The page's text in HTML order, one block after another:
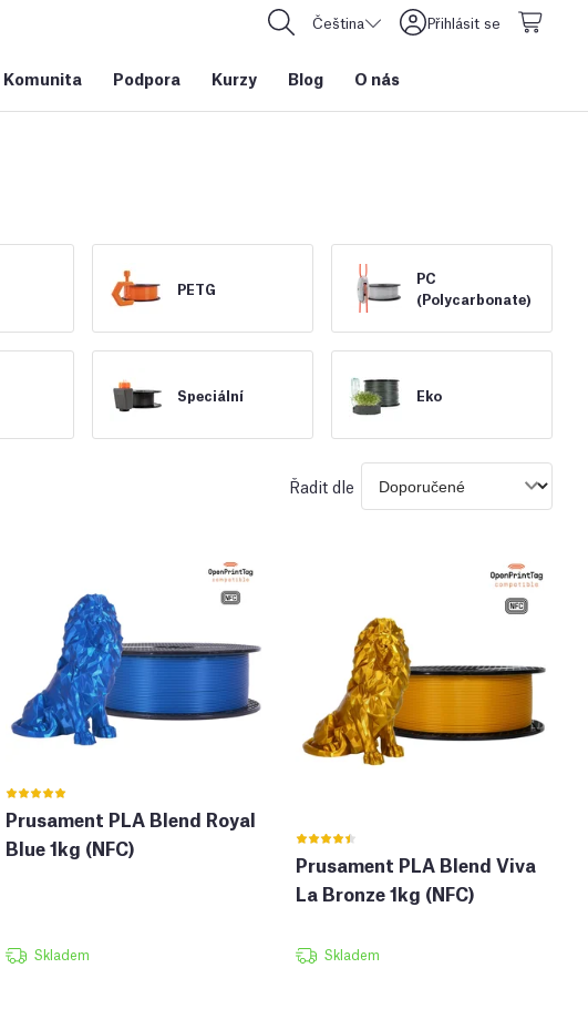
Čeština Přihlásit se
Komunita Podpora Kurzy Blog O nás
PETG
PC
(Polycarbonate)
Speciální Eko
Řadit dle
Prusament PLA Blend Royal
Blue 1kg (NFC)
Skladem
Prusament PLA Blend Viva
La Bronze 1kg (NFC)
Skladem